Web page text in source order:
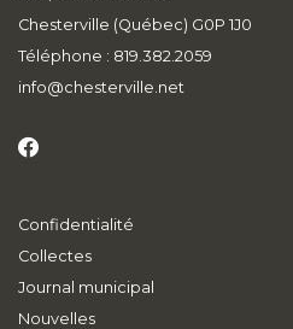
Chesterville (Québec) G0P 1J0
Téléphone : 819.382.2059
info@chesterville.net
Confidentialité
Collectes
Journal municipal
Nouvelles